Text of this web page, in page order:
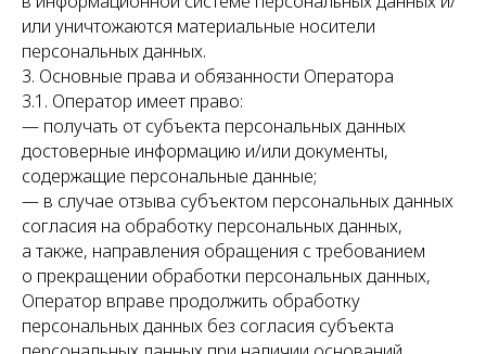
или уничтожаются материальные носители
персональных данных.
3. Основные права и обязанности Оператора
3.1. Оператор имеет право:
— получать от субъекта персональных данных
достоверные информацию и/или документы,
содержащие персональные данные;
— в случае отзыва субъектом персональных данных
согласия на обработку персональных данных,
а также, направления обращения с требованием
о прекращении обработки персональных данных,
Оператор вправе продолжить обработку
персональных данных без согласия субъекта